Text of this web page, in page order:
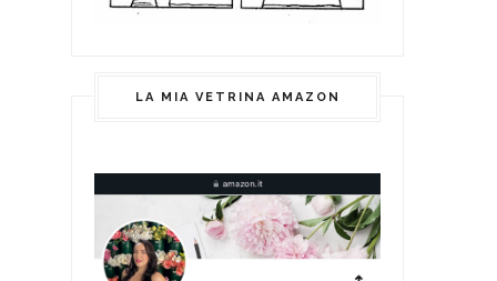
LA MIA VETRINA AMAZON